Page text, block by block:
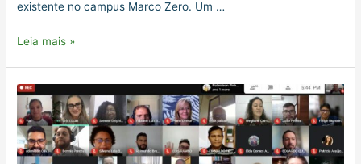
existente no campus Marco Zero. Um …
Leia mais »